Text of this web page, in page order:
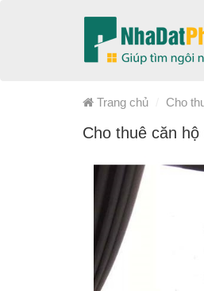
Trang chủ Cho
Cho thuê căn